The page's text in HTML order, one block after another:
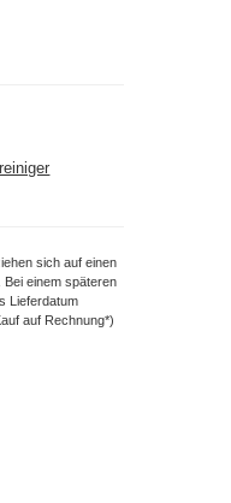
sich auf einen
Bei einem späteren
Lieferdatum
auf Rechnung*)